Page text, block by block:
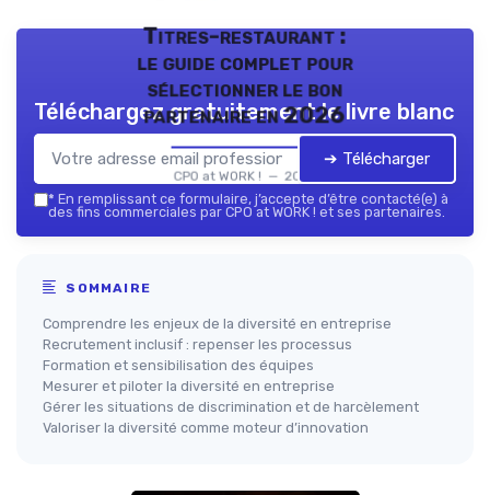
Titres-restaurant :
le guide complet pour
sélectionner le bon
partenaire en 2026
CPO at WORK ! — 2026
Téléchargez gratuitement le livre blanc
➔ Télécharger
* En remplissant ce formulaire, j’accepte d’être contacté(e) à
des fins commerciales par CPO at WORK ! et ses partenaires.
SOMMAIRE
Comprendre les enjeux de la diversité en entreprise
Recrutement inclusif : repenser les processus
Formation et sensibilisation des équipes
Mesurer et piloter la diversité en entreprise
Gérer les situations de discrimination et de harcèlement
Valoriser la diversité comme moteur d’innovation